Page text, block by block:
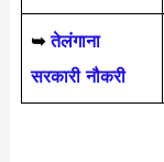
➥तेलंगाना
सरकारी नौकरी